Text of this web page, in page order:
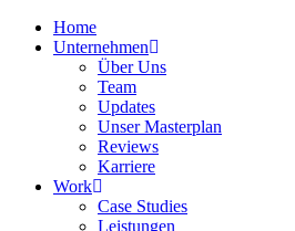
Home
Unternehmen
Über Uns
Team
Updates
Unser Masterplan
Reviews
Karriere
Work
Case Studies
Leistungen